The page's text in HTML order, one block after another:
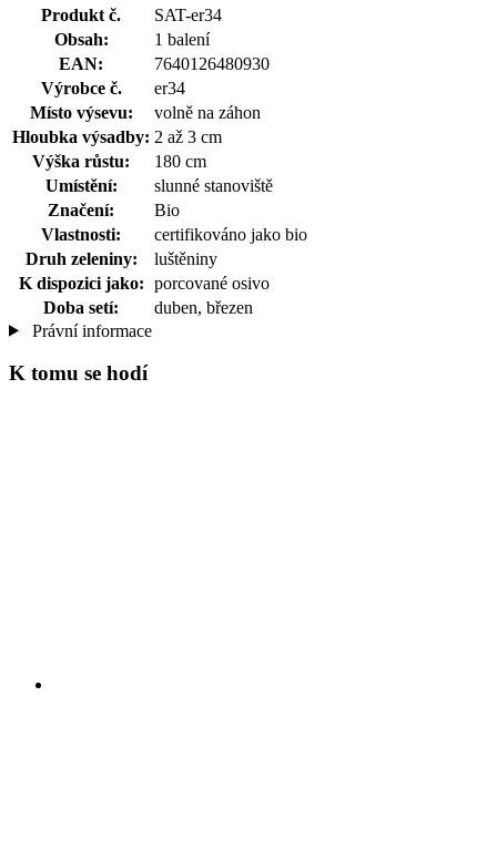
Produkt č.
SAT-er34
Obsah:
1 balení
EAN:
7640126480930
Výrobce č.
er34
Místo výsevu:
volně na záhon
Hloubka výsadby: 2 až 3 cm
Výška růstu:
180 cm
Umístění:
slunné stanoviště
Značení:
Bio
Vlastnosti:
certifikováno jako bio
Druh zeleniny:
luštěniny
K dispozici jako: porcované osivo
Doba setí:
duben, březen
Právní informace
K tomu se hodí